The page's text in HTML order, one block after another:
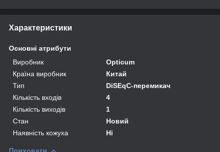
Характеристики
Основні атрибути
Виробник
Opticum
Країна виробник
Китай
Тип
DiSEqC-перемикач
Кількість входів
4
Кількість виходів
1
Стан
Новий
Наявність кожуха
Ні
Приховати